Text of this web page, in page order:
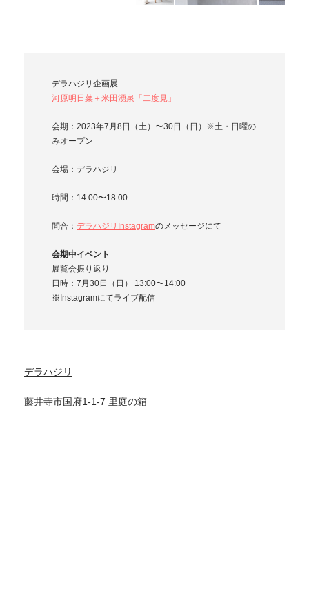
デラハジリ企画展
河原明日菜＋米田湧泉「二度見」
会期：2023年7月8日（土）〜30日（日）※土・日曜の
みオープン
会場：デラハジリ
時間：14:00〜18:00
問合： デラハジリInstagramのメッセージにて
会期中イベント
展覧会振り返り
日時：7月30日（日） 13:00〜14:00
※Instagramにてライブ配信
デラハジリ
藤井寺市国府1-1-7 里庭の箱